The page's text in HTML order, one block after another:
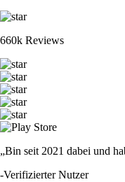
660k Reviews
„Bin seit 2021 dabei und
-Verifizierter Nutzer